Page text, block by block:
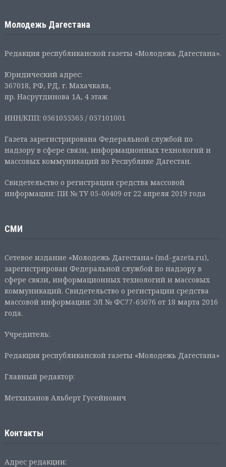
Молодежь Дагестана
Редакция республиканской газеты «Молодежь Дагестана».
Юридический адрес:
367018, РФ, РД, г. Махачкала,
пр. Насрутдинова 1А, 4 этаж
ИНН/КПП: 0561055365 / 057101001
Газета зарегистрирована Федеральной службой по
надзору в сфере связи, информационных технологий и
массовых коммуникаций по Республике Дагестан.
Свидетельство о регистрации средства массовой
информации: ПИ № ТУ 05-00409 от 22 апреля 2019 года
СМИ
Сетевое издание «Молодежь Дагестана» (md-gazeta.ru),
зарегистрирован Федеральной службой по надзору в
сфере связи, информационных технологий и массовых
коммуникаций. Свидетельство о регистрации средства
массовой информации: ЭЛ № ФС77-65076 от 18 марта 2016
года.
Учредитель:
Редакция республиканской газеты «Молодежь Дагестана»
Главный редактор:
Метхиханов Альберт Гусейнович
Контакты
Адрес редакции: